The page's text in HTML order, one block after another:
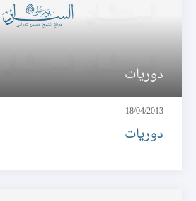
دوريات
18/04/2013
دوريات